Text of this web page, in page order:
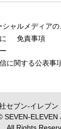
シャルメディア
免責事項
に関する公表事
セブン‐イレブ
SEVEN-ELEVEN